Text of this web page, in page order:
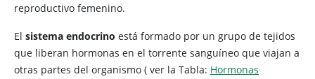
reproductivo femenino.
El sistema endocrino está formado por un grupo de tejidos
que liberan hormonas en el torrente sanguíneo que viajan a
otras partes del organismo ( ver la Tabla: Hormonas